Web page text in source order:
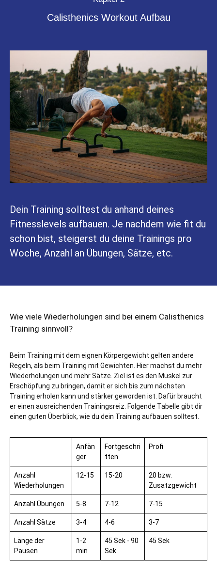
Calisthenics Workout Aufbau
Dein Training solltest du anhand deines
Fitnesslevels aufbauen. Je nachdem wie fit du
schon bist, steigerst du deine Trainings pro
Woche, Anzahl an Übungen, Sätze, etc.
Wie viele Wiederholungen sind bei einem Calisthenics
Training sinnvoll?
Beim Training mit dem eignen Körpergewicht gelten andere
Regeln, als beim Training mit Gewichten. Hier machst du mehr
Wiederholungen und mehr Sätze. Ziel ist es den Muskel zur
Erschöpfung zu bringen, damit er sich bis zum nächsten
Training erholen kann und stärker geworden ist. Dafür braucht
er einen ausreichenden Trainingsreiz. Folgende Tabelle gibt dir
einen guten Überblick, wie du dein Training aufbauen solltest.
Anfän
ger
Fortgeschri
tten
Profi
Anzahl
Wiederholungen
12-15 15-20
20 bzw.
Zusatzgewicht
Anzahl Übungen 5-8 7-12 7-15
Anzahl Sätze 3-4 4-6 3-7
Länge der
Pausen
1-2
min
45 Sek - 90
Sek
45 Sek